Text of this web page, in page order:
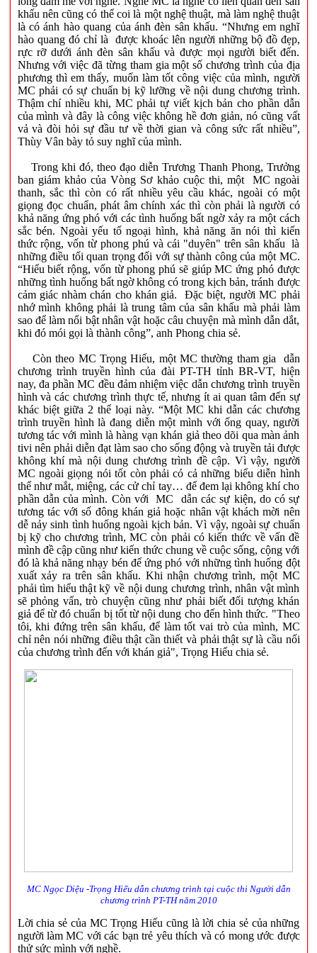
khấu nên cũng có thể coi là một nghệ thuật, mà làm nghệ thuật
là có ánh hào quang của ánh đèn sân khấu. “Nhưng em nghĩ
hào quang đó chỉ là được khoác lên người những bộ đồ đẹp,
rực rỡ dưới ánh đèn sân khấu và được mọi người biết đến.
Nhưng với việc đã từng tham gia một số chương trình của địa
phương thì em thấy, muốn làm tốt công việc của mình, người
MC phải có sự chuẩn bị kỹ lưỡng về nội dung chương trình.
Thậm chí nhiều khi, MC phải tự viết kịch bản cho phần dẫn
của mình và đây là công việc không hề đơn giản, nó cũng vất
vả và đòi hỏi sự đầu tư về thời gian và công sức rất nhiều”,
Thùy Vân bày tỏ suy nghĩ của mình.
Trong khi đó, theo đạo diễn Trương Thanh Phong, Trưởng
ban giám khảo của Vòng Sơ khảo cuộc thi, một MC ngoài
thanh, sắc thì còn có rất nhiều yêu cầu khác, ngoài có một
giọng đọc chuẩn, phát âm chính xác thì còn phải là người có
khả năng ứng phó với các tình huống bất ngờ xảy ra một cách
sắc bén. Ngoài yếu tố ngoại hình, khả năng ăn nói thì kiến
thức rộng, vốn từ phong phú và cái "duyên" trên sân khấu là
những điều tối quan trọng đối với sự thành công của một MC.
“Hiểu biết rộng, vốn từ phong phú sẽ giúp MC ứng phó được
những tình huống bất ngờ không có trong kịch bản, tránh được
cảm giác nhàm chán cho khán giả. Đặc biệt, người MC phải
nhớ mình không phải là trung tâm của sân khấu mà phải làm
sao để làm nổi bật nhân vật hoặc câu chuyện mà mình dẫn dắt,
khi đó mói gọi là thành công”, anh Phong chia sẻ.
Còn theo MC Trọng Hiếu, một MC thường tham gia dẫn
chương trình truyền hình của đài PT-TH tỉnh BR-VT, hiện
nay, đa phần MC đều đảm nhiệm việc dẫn chương trình truyền
hình và các chương trình thực tế, nhưng ít ai quan tâm đến sự
khác biệt giữa 2 thể loại này. “Một MC khi dẫn các chương
trình truyền hình là đang diễn một mình với ống quay, người
tương tác với mình là hàng vạn khán giả theo dõi qua màn ảnh
tivi nên phải diễn đạt làm sao cho sống động và truyền tải được
không khí mà nội dung chương trình đề cập. Vì vậy, người
MC ngoài giọng nói tốt còn phải có cả những biểu diễn hình
thể như mắt, miệng, các cử chỉ tay… để đem lại không khí cho
phần dẫn của mình. Còn với MC dẫn các sự kiện, do có sự
tương tác với số đông khán giả hoặc nhân vật khách mời nên
dễ nảy sinh tình huống ngoài kịch bản. Vì vậy, ngoài sự chuẩn
bị kỹ cho chương trình, MC còn phải có kiến thức về vấn đề
mình đề cập cũng như kiến thức chung về cuộc sống, cộng với
đó là khả năng nhạy bén để ứng phó với những tình huống đột
xuất xảy ra trên sân khấu. Khi nhận chương trình, một MC
phải tìm hiểu thật kỹ về nội dung chương trình, nhân vật mình
sẽ phỏng vấn, trò chuyện cũng như phải biết đối tượng khán
giả để từ đó chuẩn bị tốt từ nội dung cho đến hình thức. "Theo
tôi, khi đứng trên sân khấu, để làm tốt vai trò của mình, MC
chỉ nên nói những điều thật cần thiết và phải thật sự là cầu nối
của chương trình đến với khán giả", Trọng Hiếu chia sẻ.
MC Ngọc Diệu -Trọng Hiếu dẫn chương trình tại cuộc thi Người dẫn
chương trình PT-TH năm 2010
Lời chia sẻ của MC Trọng Hiếu cũng là lời chia sẻ của những
người làm MC với các bạn trẻ yêu thích và có mong ước được
thử sức mình với nghề.